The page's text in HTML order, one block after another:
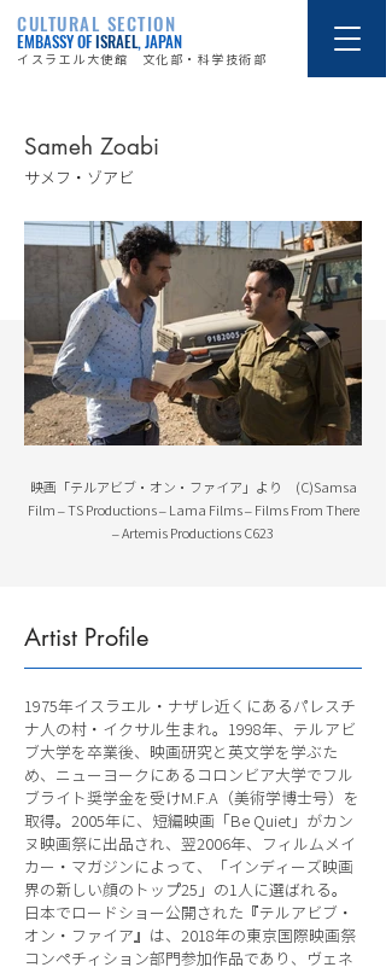
CULTURAL SECTION
EMBASSY OFISRAEL, JAPAN
イスラエル大使館 文化部・科学技術部
Sameh Zoabi
サメフ・ゾアビ
映画「テルアビブ・オン・ファイア」より (C)Samsa
Film – TS Productions – Lama Films – Films From There
– Artemis Productions C623
Artist Profile
1975年イスラエル・ナザレ近くにあるパレスチ
ナ人の村・イクサル生まれ。1998年、テルアビ
ブ大学を卒業後、映画研究と英文学を学ぶた
め、ニューヨークにあるコロンビア大学でフル
ブライト奨学金を受けM.F.A（美術学博士号）を
取得。2005年に、短編映画「Be Quiet」がカン
ヌ映画祭に出品され、翌2006年、フィルムメイ
カー・マガジンによって、「インディーズ映画
界の新しい顔のトップ25」の1人に選ばれる。
日本でロードショー公開された『テルアビブ・
オン・ファイア』は、2018年の東京国際映画祭
コンペチィション部門参加作品であり、ヴェネ